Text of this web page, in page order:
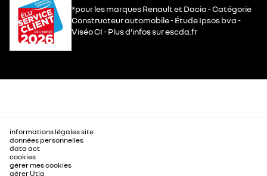
*pour les marques Renault et Dacia - Catégorie
Constructeur automobile - Étude Ipsos bva -
Viséo CI - Plus d’infos sur escda.fr
informations légales site
données personnelles
data act
cookies
gérer mes cookies
gérer Utiq